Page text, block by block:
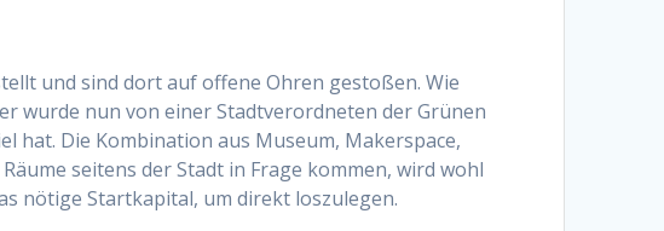
und sind dort auf offene Ohren gestoßen. Wie
wurde nun von einer Stadtverordneten der Grünen
Die Kombination aus Museum, Makerspace,
seitens der Stadt in Frage kommen, wird wohl
nötige Startkapital, um direkt loszulegen.